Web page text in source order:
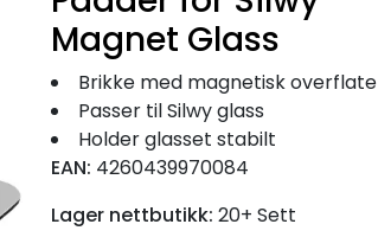
Magnet Glass
Brikke med magnetisk overflate
Passer til Silwy glass
Holder glasset stabilt
EAN: 4260439970084
Lager nettbutikk: 20+ Sett